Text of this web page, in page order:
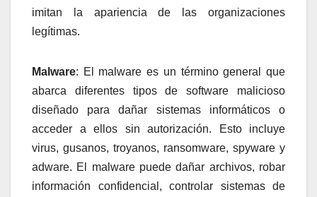
imitan la apariencia de las organizaciones
legítimas.
Malware: El malware es un término general que
abarca diferentes tipos de software malicioso
diseñado para dañar sistemas informáticos o
acceder a ellos sin autorización. Esto incluye
virus, gusanos, troyanos, ransomware, spyware y
adware. El malware puede dañar archivos, robar
información confidencial, controlar sistemas de